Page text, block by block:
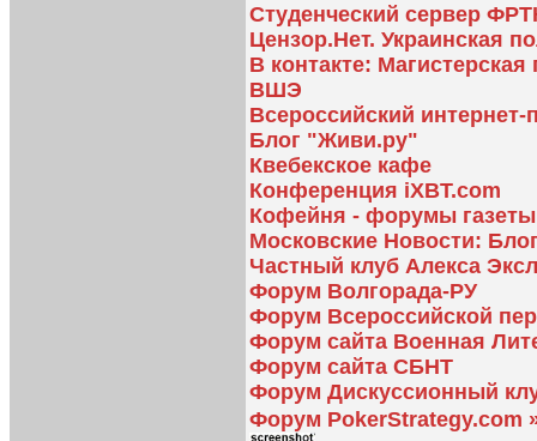
Студенческий сервер
Цензор.Нет. Украинская
В контакте:
ВШЭ
Всероссийский
Блог "Живи.ру"
Квебекское кафе
Конференция iXBT.com
Кофейня - форумы
Московские Новости:
Частный клуб Алекса
Форум Волгорада-РУ
Форум Всероссийской
Форум сайта Военная
Форум сайта СБНТ
Форум Дискуссионный
Форум PokerStrategy.com